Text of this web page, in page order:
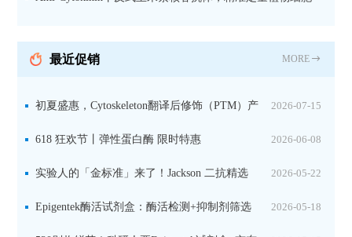
最近促销 MORE
2026-07-15
初夏盛惠，Cytoskeleton翻译后修饰（PTM）产
品线放价啦！ 2026-06-08
618 狂欢节丨弹性蛋白酶 限时特惠
2026-05-22
实验人的「金标准」来了！Jackson 二抗精选
限时一口价，手慢无！ 2026-05-18
Epigentek酶活试剂盒：酶活检测+抑制剂筛选